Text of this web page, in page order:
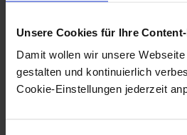
Unsere Cookies für Ihre
Damit wollen wir unsere
gestalten und kontinuierlich
Cookie-Einstellungen jederzeit
#       Routes for
predicates:
- Path=/detailsviewer/
- RedirectTo=308, /
uri: no://op
- Path=/dashlets/
filters: